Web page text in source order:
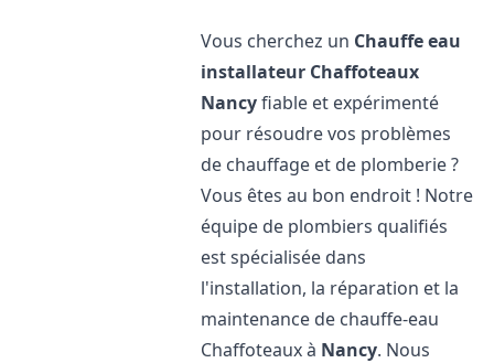
Vous cherchez un Chauffe eau
installateur Chaffoteaux
Nancyfiable et expérimenté
pour résoudre vos problèmes
de chauffage et de plomberie ?
Vous êtes au bon endroit ! Notre
équipe de plombiers qualifiés
est spécialisée dans
l'installation, la réparation et la
maintenance de chauffe-eau
Chaffoteaux à Nancy. Nous